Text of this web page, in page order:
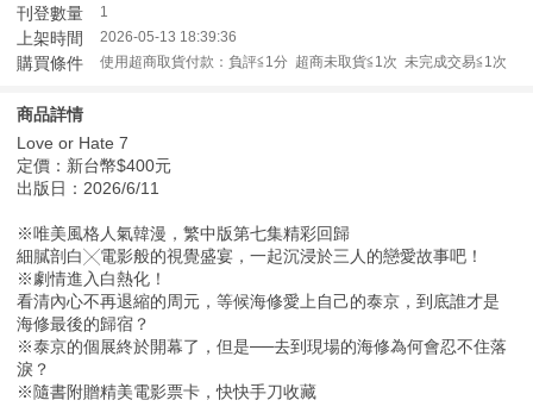
刊登數量 1
上架時間 2026-05-13 18:39:36
購買條件 使用超商取貨付款：負評≦1分 超商未取貨≦1次 未完成交易≦1次
商品詳情
Love or Hate 7
定價：新台幣$400元
出版日：2026/6/11
※唯美風格人氣韓漫，繁中版第七集精彩回歸
細膩剖白╳電影般的視覺盛宴，一起沉浸於三人的戀愛故事吧！
※劇情進入白熱化！
看清內心不再退縮的周元，等候海修愛上自己的泰京，到底誰才是
海修最後的歸宿？
※泰京的個展終於開幕了，但是──去到現場的海修為何會忍不住落
淚？
※隨書附贈精美電影票卡，快快手刀收藏